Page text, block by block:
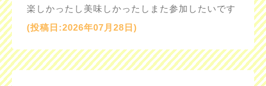
楽しかったし美味しかったしまた参加したいです
(投稿日:2026年07月28日)